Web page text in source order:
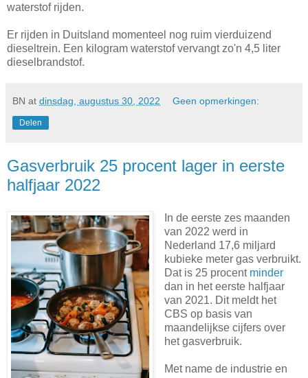
waterstof rijden.
Er rijden in Duitsland momenteel nog ruim vierduizend
dieseltrein. Een kilogram waterstof vervangt zo'n 4,5 liter
dieselbrandstof.
BN at dinsdag, augustus 30, 2022 Geen opmerkingen:
Delen
Gasverbruik 25 procent lager in eerste
halfjaar 2022
In de eerste zes maanden
van 2022 werd in
Nederland 17,6 miljard
kubieke meter gas verbruikt.
Dat is 25 procent minder
dan in het eerste halfjaar
van 2021. Dit meldt het
CBS op basis van
maandelijkse cijfers over
het gasverbruik.
Met name de industrie en